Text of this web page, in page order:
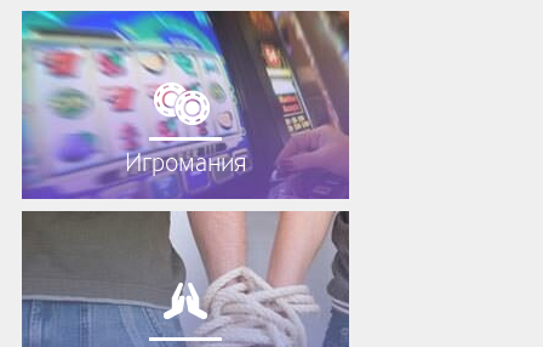
Игромания